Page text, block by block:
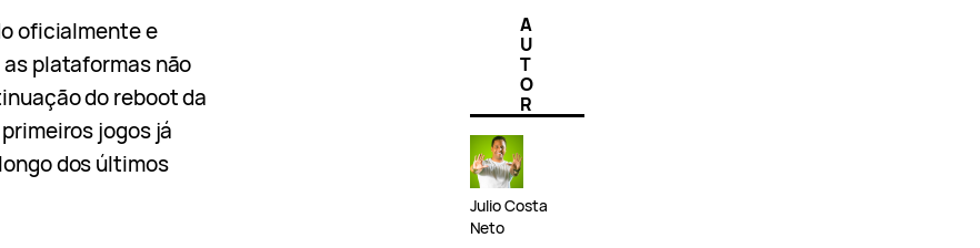
oficialmente e
plataformas não
do reboot da
jogos já
dos últimos
A
U
T
O
R
Julio Costa
Neto